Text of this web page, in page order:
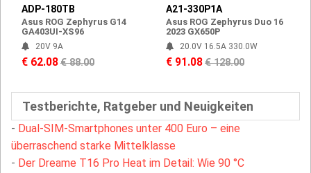
ADP-180TB
Asus ROG Zephyrus G14
GA403UI-XS96
20V 9A
€ 62.08€ 88.00
A21-330P1A
Asus ROG Zephyrus Duo 16
2023 GX650P
20.0V 16.5A 330.0W
€ 91.08€ 128.00
Testberichte, Ratgeber und Neuigkeiten
- Dual-SIM-Smartphones unter 400 Euro – eine
überraschend starke Mittelklasse
- Der Dreame T16 Pro Heat im Detail: Wie 90 °C